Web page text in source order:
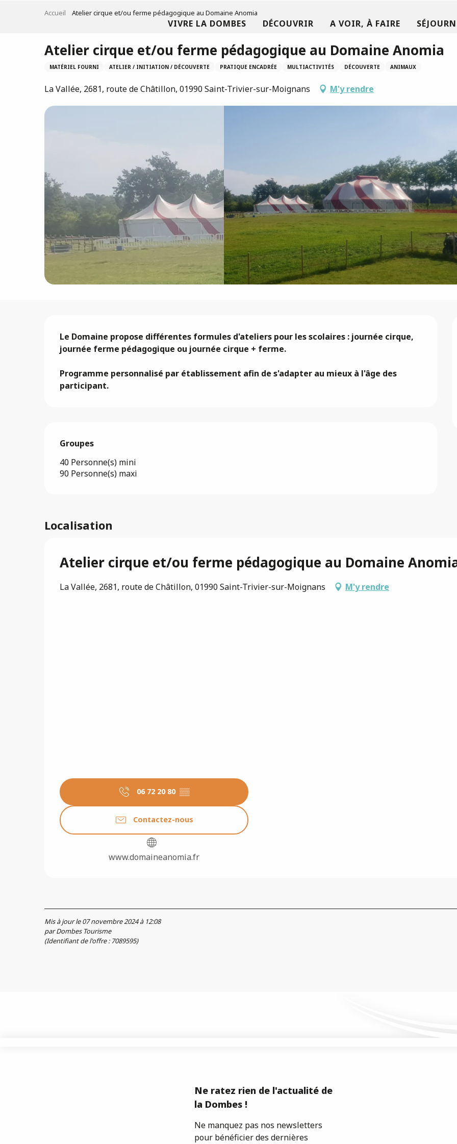
VIVRE LA DOMBES DÉCOUVRIR A VOIR, À FAIRE
Accueil Atelier cirque et/ou ferme pédagogique au Domaine Anomia
Atelier cirque et/ou ferme pédagogique au Domaine Anomia
MATÉRIEL FOURNI ATELIER / INITIATION / DÉCOUVERTE PRATIQUE ENCADRÉE MULTIACTIVITÉS DÉCOUVERTE ANIMAUX
La Vallée, 2681, route de Châtillon, 01990 Saint-Trivier-sur-Moignans M'y rendre
Description
Le Domaine propose différentes formules d'ateliers pour les scolaires : journée cirque,
journée ferme pédagogique ou journée cirque + ferme.
Programme personnalisé par établissement afin de s'adapter au mieux à l'âge des
participant.
Groupes
Groupes
40 Personne(s) mini
90 Personne(s) maxi
Localisation
Atelier cirque et/ou ferme pédagogique au Domaine
La Vallée, 2681, route de Châtillon, 01990 Saint-Trivier-sur-Moignans M'y rendre
06 72 20 80 ▒▒
Contactez-nous
www.domaineanomia.fr
Mis à jour le 07 novembre 2024 à 12:08
par Dombes Tourisme
(Identifiant de l'offre : 7089595)
Ne ratez rien de l'actualité de
la Dombes !
Ne manquez pas nos newsletters
pour bénéficier des dernières